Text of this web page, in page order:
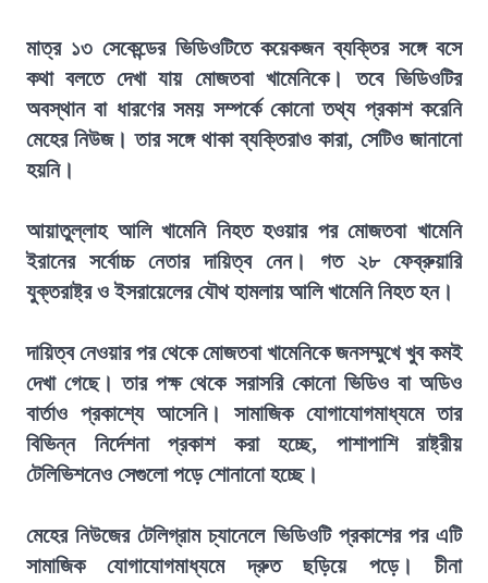
মাত্র ১৩ সেকেন্ডের ভিডিওটিতে কয়েকজন ব্যক্তির সঙ্গে বসে
কথা বলতে দেখা যায় মোজতবা খামেনিকে। তবে ভিডিওটির
অবস্থান বা ধারণের সময় সম্পর্কে কোনো তথ্য প্রকাশ করেনি
মেহের নিউজ। তার সঙ্গে থাকা ব্যক্তিরাও কারা, সেটিও জানানো
হয়নি।
আয়াতুল্লাহ আলি খামেনি নিহত হওয়ার পর মোজতবা খামেনি
ইরানের সর্বোচ্চ নেতার দায়িত্ব নেন। গত ২৮ ফেব্রুয়ারি
যুক্তরাষ্ট্র ও ইসরায়েলের যৌথ হামলায় আলি খামেনি নিহত হন।
দায়িত্ব নেওয়ার পর থেকে মোজতবা খামেনিকে জনসম্মুখে খুব কমই
দেখা গেছে। তার পক্ষ থেকে সরাসরি কোনো ভিডিও বা অডিও
বার্তাও প্রকাশ্যে আসেনি। সামাজিক যোগাযোগমাধ্যমে তার
বিভিন্ন নির্দেশনা প্রকাশ করা হচ্ছে, পাশাপাশি রাষ্ট্রীয়
টেলিভিশনেও সেগুলো পড়ে শোনানো হচ্ছে।
মেহের নিউজের টেলিগ্রাম চ্যানেলে ভিডিওটি প্রকাশের পর এটি
সামাজিক যোগাযোগমাধ্যমে দ্রুত ছড়িয়ে পড়ে। চীনা